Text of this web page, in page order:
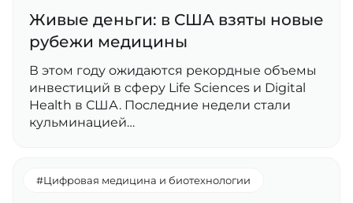
Живые деньги: в США взяты новые
рубежи медицины
В этом году ожидаются рекордные объемы
инвестиций в сферу Life Sciences и Digital
Health в США. Последние недели стали
кульминацией…
#Цифровая медицина и биотехнологии